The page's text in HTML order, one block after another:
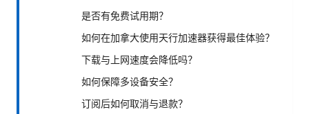
是否有免费试用期？
如何在加拿大使用天行加速器获得最佳体验？
下载与上网速度会降低吗？
如何保障多设备安全？
订阅后如何取消与退款？